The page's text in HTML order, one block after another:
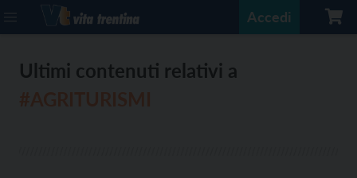
Accedi
Ultimi contenuti relativi a